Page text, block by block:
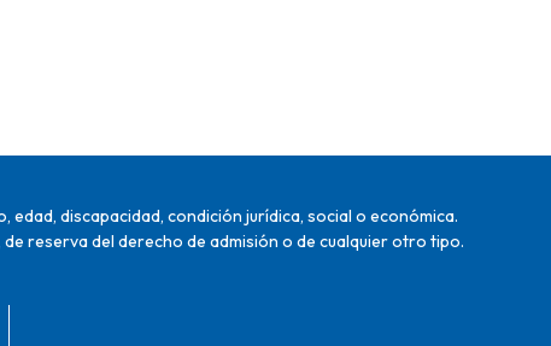
discapacidad, condición jurídica, social o económica.
reserva del derecho de admisión o de cualquier otro tipo.